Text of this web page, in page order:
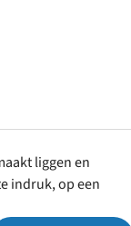
liggen en
indruk, op een